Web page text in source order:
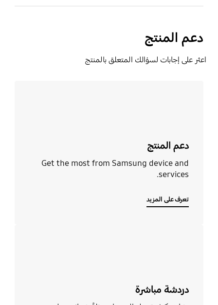
دعم المنتج
اعثر على إجابات لسؤالك المتعلق بالمنتج
دعم المنتج
Get the most from Samsung device and
services.
تعرف على المزيد
دردشة مباشرة